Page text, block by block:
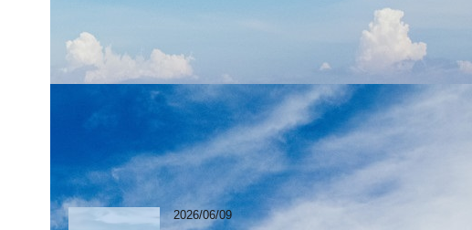
2026/06/09